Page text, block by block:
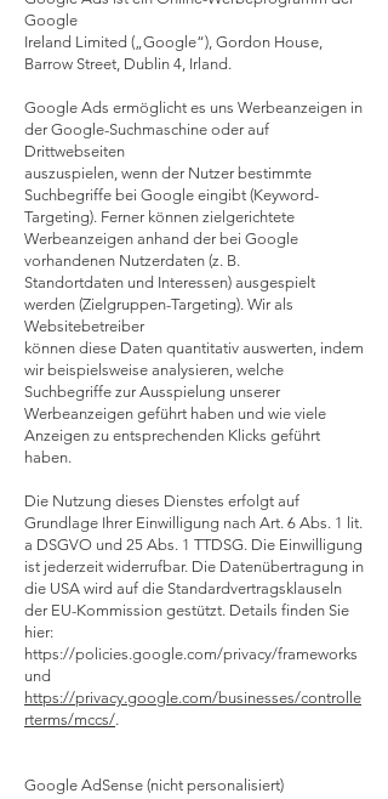
Google
Ireland Limited („Google“), Gordon House,
Barrow Street, Dublin 4, Irland.
Google Ads ermöglicht es uns Werbeanzeigen in
der Google-Suchmaschine oder auf
Drittwebseiten
auszuspielen, wenn der Nutzer bestimmte
Suchbegriffe bei Google eingibt (Keyword-
Targeting). Ferner können zielgerichtete
Werbeanzeigen anhand der bei Google
vorhandenen Nutzerdaten (z. B.
Standortdaten und Interessen) ausgespielt
werden (Zielgruppen-Targeting). Wir als
Websitebetreiber
können diese Daten quantitativ auswerten, indem
wir beispielsweise analysieren, welche
Suchbegriffe zur Ausspielung unserer
Werbeanzeigen geführt haben und wie viele
Anzeigen zu entsprechenden Klicks geführt
haben.
Die Nutzung dieses Dienstes erfolgt auf
Grundlage Ihrer Einwilligung nach Art. 6 Abs. 1 lit.
a DSGVO und 25 Abs. 1 TTDSG. Die Einwilligung
ist jederzeit widerrufbar. Die Datenübertragung in
die USA wird auf die Standardvertragsklauseln
der EU-Kommission gestützt. Details finden Sie
hier:
https://policies.google.com/privacy/frameworks
und
https://privacy.google.com/businesses/controlle
rterms/mccs/.
Google AdSense (nicht personalisiert)